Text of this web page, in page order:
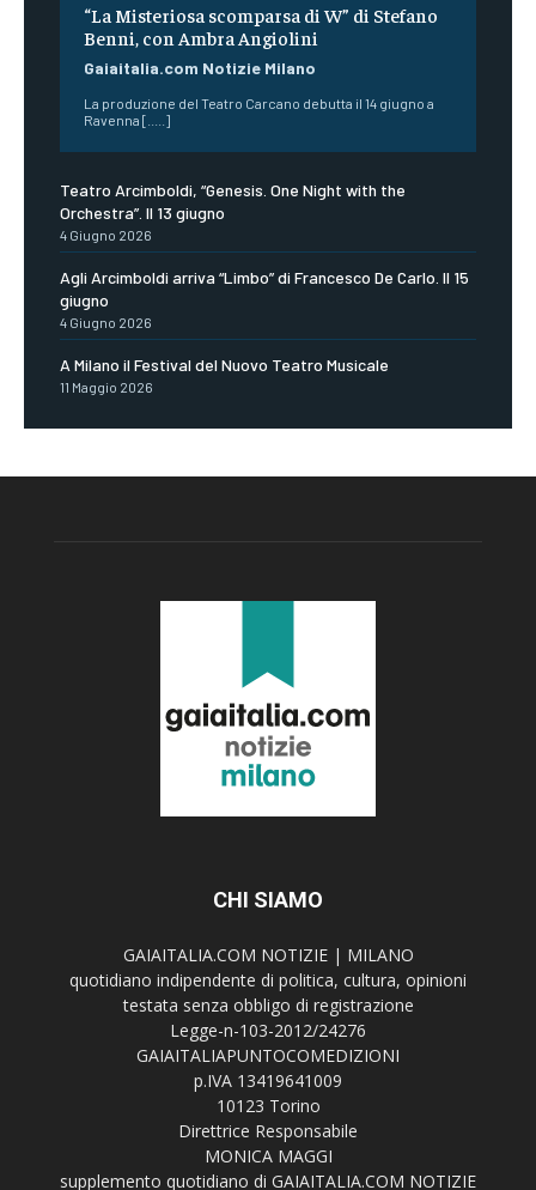
“La Misteriosa scomparsa di W” di Stefano
Benni, con Ambra Angiolini
Gaiaitalia.com Notizie Milano
La produzione del Teatro Carcano debutta il 14 giugno a
Ravenna [.....]
Teatro Arcimboldi, “Genesis. One Night with the
Orchestra”. Il 13 giugno
4 Giugno 2026
Agli Arcimboldi arriva “Limbo” di Francesco De Carlo. Il 15
giugno
4 Giugno 2026
A Milano il Festival del Nuovo Teatro Musicale
11 Maggio 2026
CHI SIAMO
GAIAITALIA.COM NOTIZIE | MILANO
quotidiano indipendente di politica, cultura, opinioni
testata senza obbligo di registrazione
Legge-n-103-2012/24276
GAIAITALIAPUNTOCOMEDIZIONI
p.IVA 13419641009
10123 Torino
Direttrice Responsabile
MONICA MAGGI
supplemento quotidiano di GAIAITALIA.COM NOTIZIE